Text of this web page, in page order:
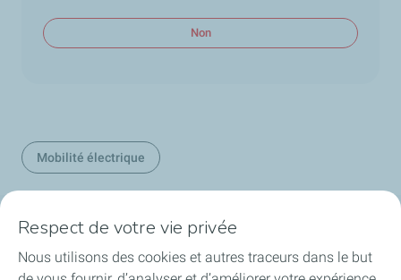
Non
Mobilité électrique
Nos secteurs en Belgique
Respect de votre vie privée
Nous utilisons des cookies et autres traceurs dans le but